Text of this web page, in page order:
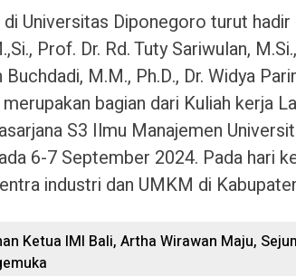
Universitas Diponegoro turut
Prof. Dr. Rd. Tuty Sariwulan,
M.M., Ph.D., Dr. Widya
bagian dari Kuliah kerja
S3 Ilmu Manajemen
6-7 September 2024. Pada hari
industri dan UMKM di
Ketua IMI Bali, Artha Wirawan Maju,